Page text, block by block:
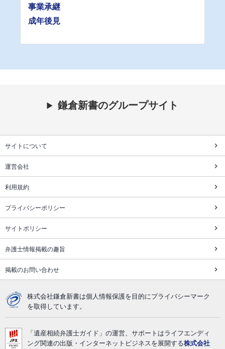
事業承継
成年後見
鎌倉新書のグループサイト
サイトについて
運営会社
利用規約
プライバシーポリシー
サイトポリシー
弁護士情報掲載の趣旨
掲載のお問い合わせ
株式会社鎌倉新書は個人情報保護を目的にプライバシーマーク
を取得しています。
「遺産相続弁護士ガイド」の運営、サポートはライフエンディ
ング関連の出版・インターネットビジネスを展開する株式会社